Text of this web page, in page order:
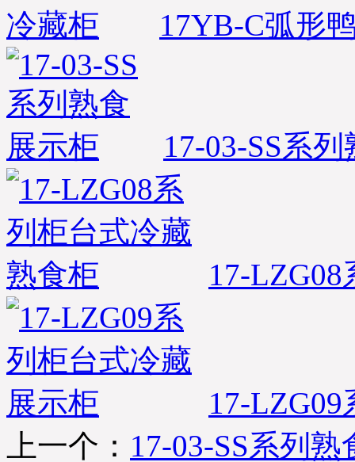
17YB-C弧形
17-03-SS系
17-
17-
上一个： 17-03-SS系列